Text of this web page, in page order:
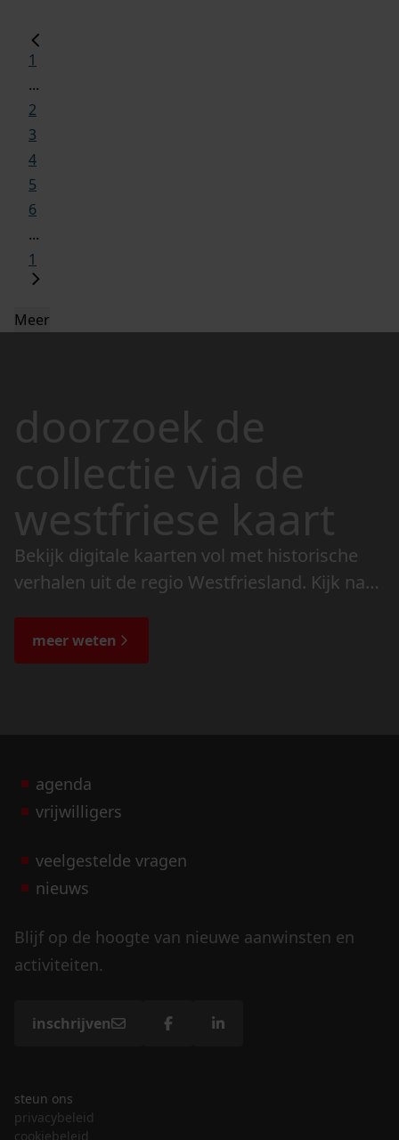
1
...
2
3
4
5
6
...
1
Meer
doorzoek de
collectie via de
westfriese kaart
Bekijk digitale kaarten vol met historische
verhalen uit de regio Westfriesland. Kijk naar
de bijzondere verhalen.
meer weten
agenda
vrijwilligers
veelgestelde vragen
nieuws
Blijf op de hoogte van nieuwe aanwinsten en
activiteiten.
inschrijven
steun ons
privacybeleid
cookiebeleid